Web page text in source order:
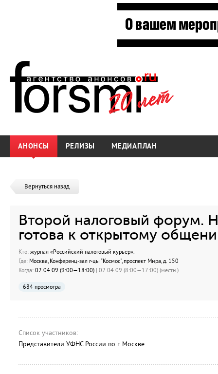
АНОНСЫ РЕЛИЗЫ МЕДИАПЛАН
Вернуться назад
Второй налоговый форум.
готова к открытому
Кто: журнал «Российский налоговый курьер».
Где: Москва, Конференц-зал г-цы "Космос", проспект Мира, д. 150
Когда: 02.04.09 (9:00—18:00) | 02.04.09 (8:00—17:00) (местн.)
684 просмотра
Список участников:
Представители УФНС России по г. Москве